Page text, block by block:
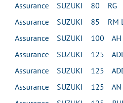
Assurance SUZUKI 80 RG
Assurance SUZUKI 85 RM
Assurance SUZUKI 100 AH
Assurance SUZUKI 125
Assurance SUZUKI 125
Assurance SUZUKI 125 AN